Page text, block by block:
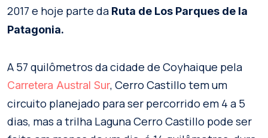
2017 e hoje parte da Ruta de Los Parques de la
Patagonia.
A 57 quilômetros da cidade de Coyhaique pela
Carretera Austral Sur, Cerro Castillo tem um
circuito planejado para ser percorrido em 4 a 5
dias, mas a trilha Laguna Cerro Castillo pode ser